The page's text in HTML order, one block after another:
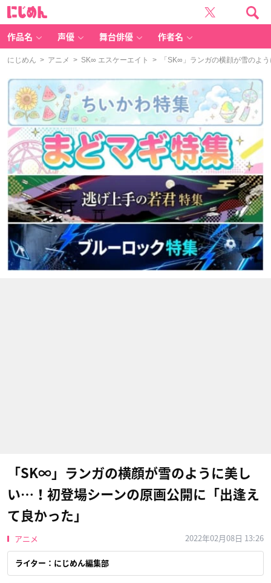
作品名 声優 舞台俳優 作者名
にじめん > アニメ > SK∞ エスケーエイト > 「SK∞」ランガの横顔が雪のよ
「SK∞」ランガの横顔が雪のように美し
い…！初登場シーンの原画公開に「出逢え
て良かった」
アニメ 2022年02月08日 13:26
ライター：にじめん編集部